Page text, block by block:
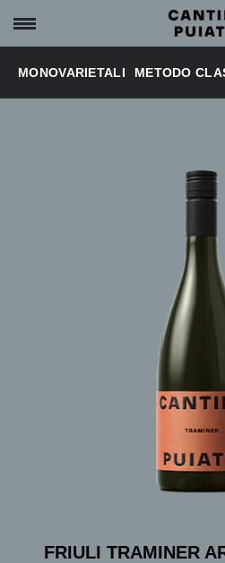
MONOVARIETALI METODO
FRIULI TRAMINER